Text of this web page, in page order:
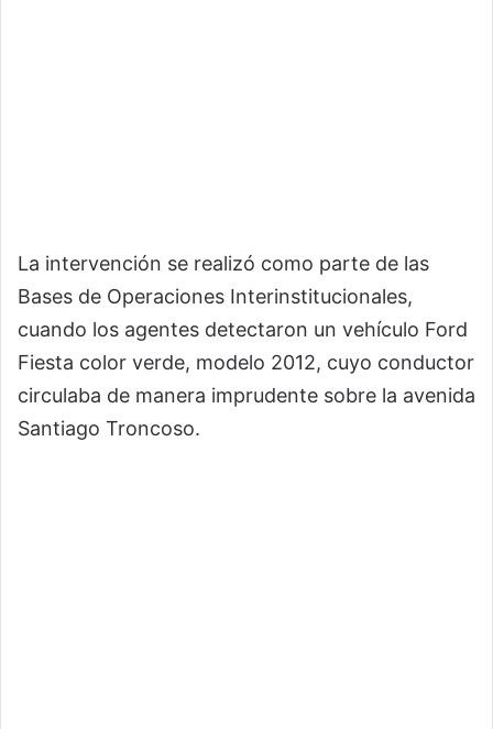
La intervención se realizó como parte de las
Bases de Operaciones Interinstitucionales,
cuando los agentes detectaron un vehículo Ford
Fiesta color verde, modelo 2012, cuyo conductor
circulaba de manera imprudente sobre la avenida
Santiago Troncoso.